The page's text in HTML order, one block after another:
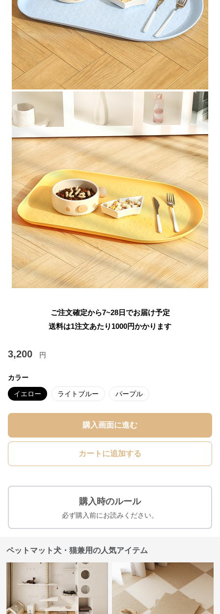
ご注文確定から7~28日でお届け予定
送料は1注文あたり 1000円かかります
3,200 円
カラー
イエロー ライトブルー パープル
購入画面に進む
カートに追加する
購入時のルール
必ず購入前にお読みください。
ペットマット犬・猫兼用の人気アイテム